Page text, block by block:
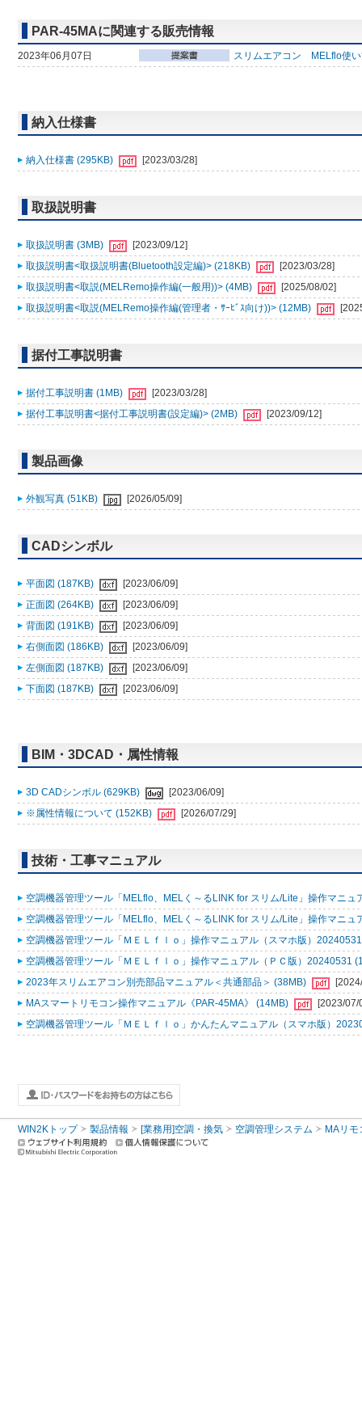
PAR-45MAに関連する販売情報
2023年06月07日 スリムエアコン MELflo使
納入仕様書
納入仕様書 (295KB) [2023/03/28]
取扱説明書
取扱説明書 (3MB)
[2023/09/12]
取扱説明書<取扱説明書(Bluetooth設定編)> (218KB)
[2023/03/28]
取扱説明書<取説(MELRemo操作編(一般用))> (4MB)
[2025/08/02]
取扱説明書<取説(MELRemo操作編(管理者・ｻｰﾋﾞｽ向け))> (12MB)
据付工事説明書
据付工事説明書 (1MB)
[2023/03/28]
据付工事説明書<据付工事説明書(設定編)> (2MB)
[2023/09/12]
製品画像
外観写真 (51KB) [2026/05/09]
CADシンボル
平面図 (187KB)
[2023/06/09]
正面図 (264KB)
[2023/06/09]
背面図 (191KB)
[2023/06/09]
右側面図 (186KB)
[2023/06/09]
左側面図 (187KB)
[2023/06/09]
下面図 (187KB)
[2023/06/09]
BIM・3DCAD・属性情報
3D CADシンボル (629KB)
[2023/06/09]
※属性情報について (152KB)
[2026/07/29]
技術・工事マニュアル
空調機器管理ツール「MELflo、MELく～るLINK for スリム/Lite」操作マニュ
空調機器管理ツール「MELflo、MELく～るLINK for スリム/Lite」操作マニュ
空調機器管理ツール「ＭＥＬｆｌｏ」操作マニュアル（スマホ版）
空調機器管理ツール「ＭＥＬｆｌｏ」操作マニュアル（ＰＣ版）20240531
2023年スリムエアコン別売部品マニュアル＜共通部品＞ (38MB)
MAスマートリモコン操作マニュアル《PAR-45MA》 (14MB)
[2023/07/
空調機器管理ツール「ＭＥＬｆｌｏ」かんたんマニュアル（スマホ版）
WIN2Kトップ 製品情報 [業務用]空調・換気 空調管理システム MAリモ